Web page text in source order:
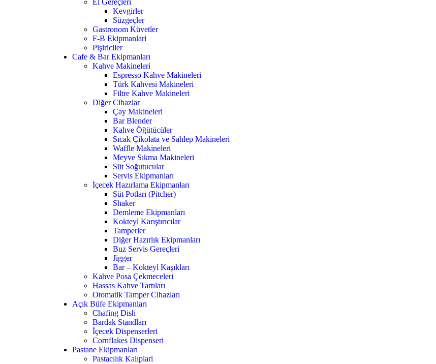
El Gereçleri
Kevgirler
Süzgeçler
Gastronom Küvetler
F-B Ekipmanlari
Pişiriciler
Cafe & Bar Ekipmanları
Kahve Makineleri
Espresso Kahve Makineleri
Türk Kahvesi Makineleri
Filtre Kahve Makineleri
Diğer Cihazlar
Çay Makineleri
Bar Blender
Kahve Öğütücüler
Sıcak Çikolata ve Sahlep Makineleri
Waffle Makineleri
Meyve Sıkma Makineleri
Süt Soğutucular
Servis Ekipmanları
İçecek Hazırlama Ekipmanları
Süt Potları (Pitcher)
Shaker
Demleme Ekipmanları
Kokteyl Karıştırıcılar
Tamperler
Diğer Hazırlık Ekipmanları
Buz Servis Gereçleri
Jigger
Bar – Kokteyl Kaşıkları
Kahve Posa Çekmeceleri
Hassas Kahve Tartıları
Otomatik Tamper Cihazları
Açık Büfe Ekipmanları
Chafing Dish
Bardak Standları
İçecek Dispenserleri
Cornflakes Dispenseri
Pastane Ekipmanları
Pastacılık Kalıplari